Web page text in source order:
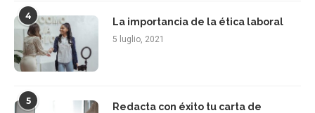
4
La importancia de la ética laboral
5 luglio, 2021
5
Redacta con éxito tu carta de